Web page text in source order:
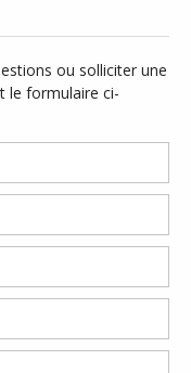
ou solliciter une
le formulaire ci-